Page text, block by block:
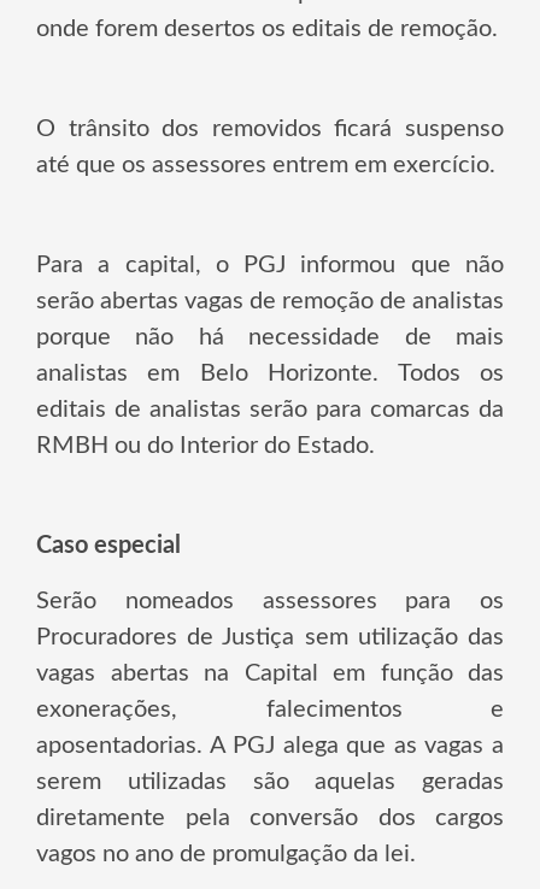
onde forem desertos os editais de remoção.
O trânsito dos removidos ficará suspenso
até que os assessores entrem em exercício.
Para a capital, o PGJ informou que não
serão abertas vagas de remoção de analistas
porque não há necessidade de mais
analistas em Belo Horizonte. Todos os
editais de analistas serão para comarcas da
RMBH ou do Interior do Estado.
Caso especial
Serão nomeados assessores para os
Procuradores de Justiça sem utilização das
vagas abertas na Capital em função das
exonerações, falecimentos e
aposentadorias. A PGJ alega que as vagas a
serem utilizadas são aquelas geradas
diretamente pela conversão dos cargos
vagos no ano de promulgação da lei.